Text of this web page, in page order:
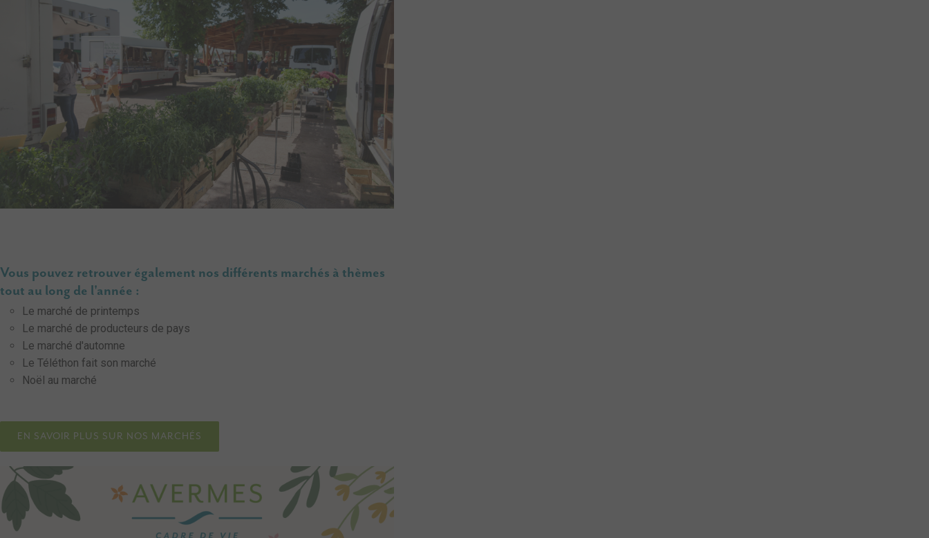
Vous pouvez retrouver également nos différents marchés à thèmes
tout au long de l'année :
Le marché de printemps
Le marché de producteurs de pays
Le marché d'automne
Le Téléthon fait son marché
Noël au marché
EN SAVOIR PLUS SUR NOS MARCHÉS